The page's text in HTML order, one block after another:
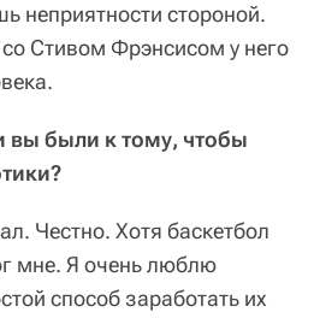
неприятности стороной.
Стивом Фрэнсисом у него
вы были к тому, чтобы
Честно. Хотя баскетбол
мне. Я очень люблю
способ заработать их